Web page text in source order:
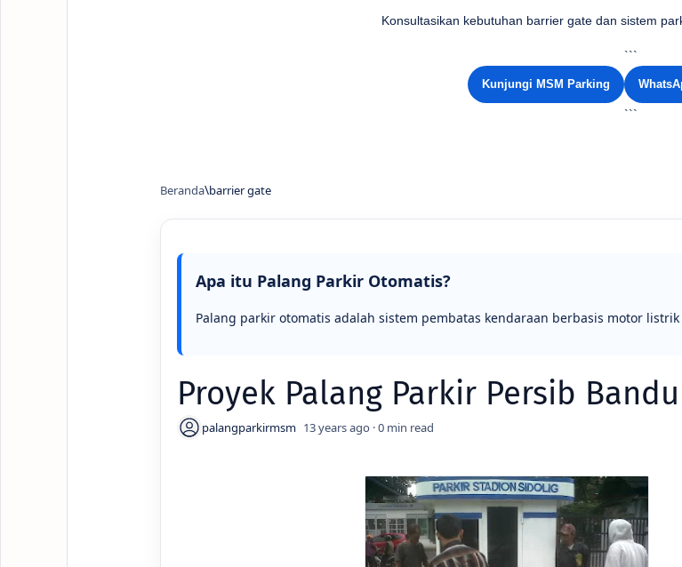
Konsultasikan kebutuhan barrier gate dan sistem
```
Kunjungi MSM Parking
```
Beranda barrier gate
Apa itu Palang Parkir Otomatis?
Palang parkir otomatis adalah sistem pembatas kendaraan berbasis motor
Proyek Palang Parkir Persib
13 years ago 0